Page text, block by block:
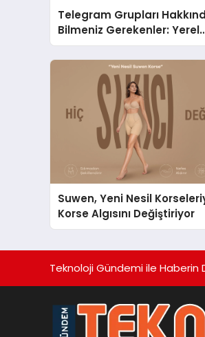
Telegram Grupları
Bilmeniz Gerekenler: Yerel
Telegram Gruplarıyla
Şehrinizdeki Topluluklara
Suwen, Yeni Nesil
Korse Algısını Değiştiriyor
Teknoloji Gündemi ile Haberin